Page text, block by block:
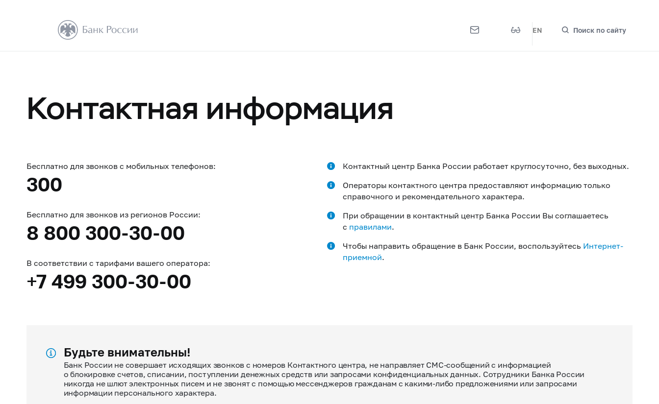
EN Поиск по сайту
Контактная информация
Бесплатно для звонков с мобильных телефонов:
300
Бесплатно для звонков из регионов России:
8 800 300-30-00
В соответствии с тарифами вашего оператора:
+7 499 300-30-00
Контактный центр Банка России работает круглосуточно, без выходных.
Операторы контактного центра предоставляют информацию только
справочного и рекомендательного характера.
При обращении в контактный центр Банка России Вы соглашаетесь
с правилами.
Чтобы направить обращение в Банк России, воспользуйтесь Интернет-
приемной.
Будьте внимательны!
Банк России не совершает исходящих звонков с номеров Контактного центра, не направляет СМС-сообщений с информацией
о блокировке счетов, списании, поступлении денежных средств или запросами конфиденциальных данных. Сотрудники Банка России
никогда не шлют электронных писем и не звонят с помощью мессенджеров гражданам с какими-либо предложениями или запросами
информации персонального характера.